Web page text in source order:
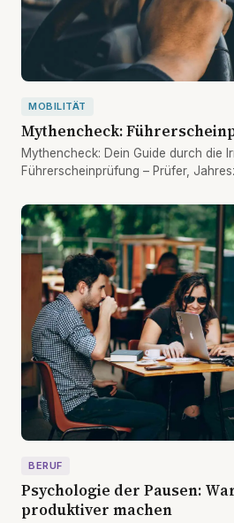
MOBILITÄT
Mythencheck:
Mythencheck: Dein Guide durch die
Führerscheinprüfung – Prüfer,
BERUF
Psychologie der Pausen:
produktiver machen